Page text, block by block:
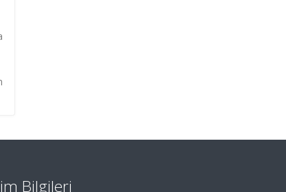
Bilgileri